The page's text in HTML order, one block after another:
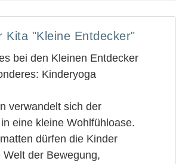
Kita "Kleine Entdecker"
bei den Kleinen Entdecker
Kinderyoga
verwandelt sich der
eine kleine Wohlfühloase.
dürfen die Kinder
der Bewegung,